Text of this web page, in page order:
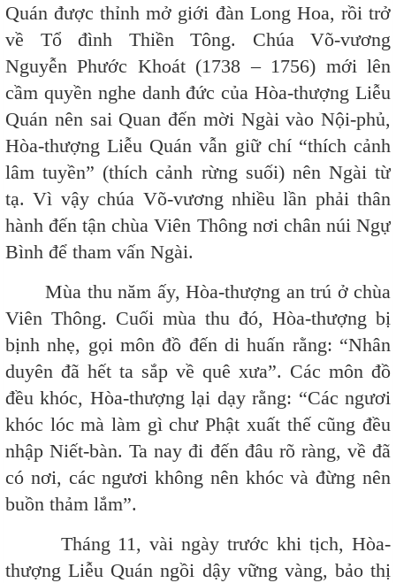
Quán được thỉnh mở giới đàn Long Hoa, rồi trở
về Tổ đình Thiền Tông. Chúa Võ-vương
Nguyễn Phước Khoát (1738 – 1756) mới lên
cầm quyền nghe danh đức của Hòa-thượng Liễu
Quán nên sai Quan đến mời Ngài vào Nội-phủ,
Hòa-thượng Liễu Quán vẫn giữ chí “thích cảnh
lâm tuyền” (thích cảnh rừng suối) nên Ngài từ
tạ. Vì vậy chúa Võ-vương nhiều lần phải thân
hành đến tận chùa Viên Thông nơi chân núi Ngự
Bình để tham vấn Ngài.
Mùa thu năm ấy, Hòa-thượng an trú ở chùa
Viên Thông. Cuối mùa thu đó, Hòa-thượng bị
bịnh nhẹ, gọi môn đồ đến di huấn rằng: “Nhân
duyên đã hết ta sắp về quê xưa”. Các môn đồ
đều khóc, Hòa-thượng lại dạy rằng: “Các ngươi
khóc lóc mà làm gì chư Phật xuất thế cũng đều
nhập Niết-bàn. Ta nay đi đến đâu rõ ràng, về đã
có nơi, các ngươi không nên khóc và đừng nên
buồn thảm lắm”.
Tháng 11, vài ngày trước khi tịch, Hòa-
thượng Liễu Quán ngồi dậy vững vàng, bảo thị